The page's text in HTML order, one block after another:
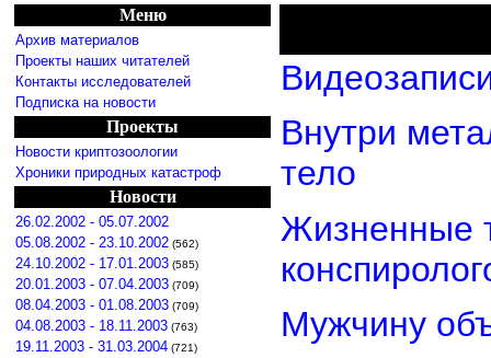
Меню
Архив материалов
Проекты наших читателей
Контакты исследователей
Подписка на новости
Проекты
Новости криптозоологии
Хроники природных катастроф
Новости
26.02.2002 - 05.07.2002
05.08.2002 - 23.10.2002 (562)
24.10.2002 - 17.01.2003 (585)
20.01.2003 - 07.04.2003 (709)
08.04.2003 - 01.08.2003 (709)
04.08.2003 - 18.11.2003 (763)
19.11.2003 - 31.03.2004 (721)
Внутри
тело
Жизненные
Мужчину